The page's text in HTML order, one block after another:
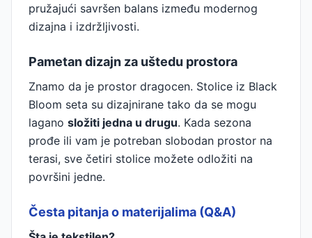
pružajući savršen balans između modernog
dizajna i izdržljivosti.
Pametan dizajn za uštedu prostora
Znamo da je prostor dragocen. Stolice iz Black
Bloom seta su dizajnirane tako da se mogu
lagano složiti jedna u drugu. Kada sezona
prođe ili vam je potreban slobodan prostor na
terasi, sve četiri stolice možete odložiti na
površini jedne.
Česta pitanja o materijalima (Q&A)